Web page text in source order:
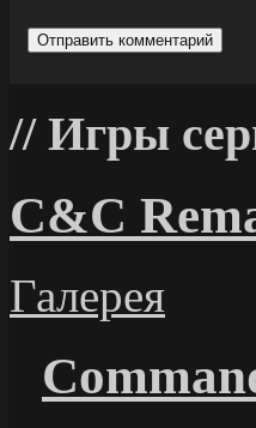
Игры
C&C
Галерея